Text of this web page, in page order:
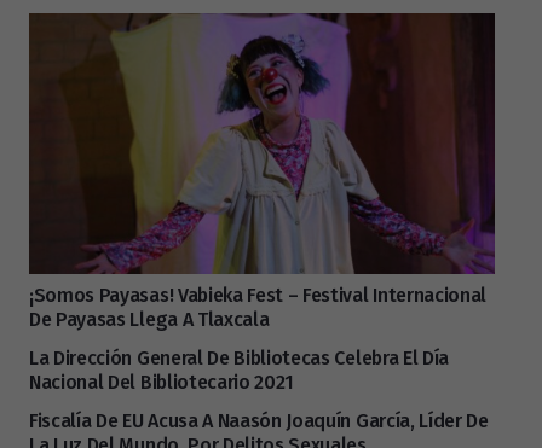
¡Somos Payasas! Vabieka Fest – Festival Internacional
De Payasas Llega A Tlaxcala
La Dirección General De Bibliotecas Celebra El Día
Nacional Del Bibliotecario 2021
Fiscalía De EU Acusa A Naasón Joaquín García, Líder De